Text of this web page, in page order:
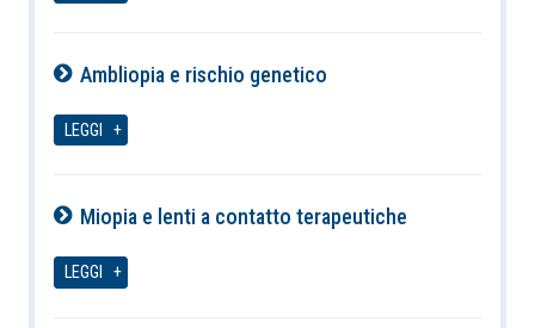
Ambliopia e rischio genetico
LEGGI
Miopia e lenti a contatto terapeutiche
LEGGI